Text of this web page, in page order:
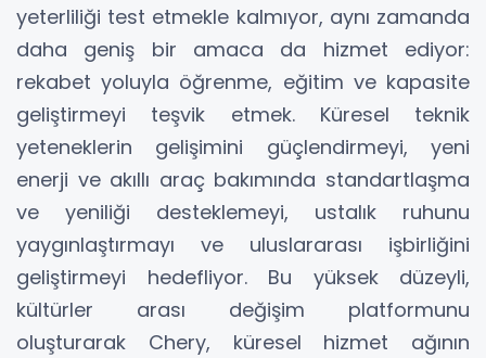
yeterliliği test etmekle kalmıyor, aynı zamanda
daha geniş bir amaca da hizmet ediyor:
rekabet yoluyla öğrenme, eğitim ve kapasite
geliştirmeyi teşvik etmek. Küresel teknik
yeteneklerin gelişimini güçlendirmeyi, yeni
enerji ve akıllı araç bakımında standartlaşma
ve yeniliği desteklemeyi, ustalık ruhunu
yaygınlaştırmayı ve uluslararası işbirliğini
geliştirmeyi hedefliyor. Bu yüksek düzeyli,
kültürler arası değişim platformunu
oluşturarak Chery, küresel hizmet ağının